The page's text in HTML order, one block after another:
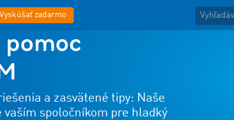
Vyskúšať zadarmo
pomoc
a zasvätené tipy: Naše
spoločníkom pre hladký